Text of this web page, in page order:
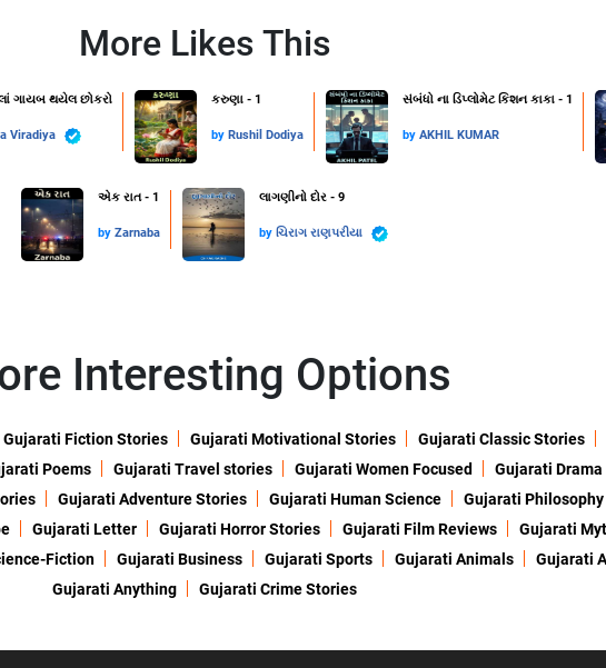
More Likes This
ગાયબ થયેલ છોકરો
Viradiya
કરુણા - 1
by Rushil Dodiya
સંબંધો ના ડિપ્લોમેટ કિશન કાકા - 1
by AKHIL KUMAR
એક રાત - 1
by Zarnaba
લાગણીનો દોર - 9
by ચિરાગ રાણપરીયા
Interesting Options
Gujarati Fiction Stories Gujarati Motivational Stories Gujarati Classic Stories
Poems Gujarati Travel stories Gujarati Women Focused Gujarati Drama
Gujarati Adventure Stories Gujarati Human Science Gujarati Philosophy
Gujarati Letter Gujarati Horror Stories Gujarati Film Reviews
Gujarati
Fiction Gujarati Business Gujarati Sports Gujarati Animals Gujarati
Gujarati Anything
Gujarati Crime Stories